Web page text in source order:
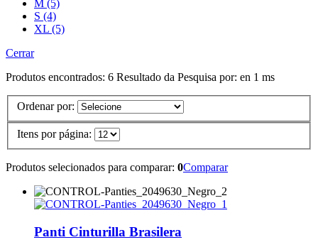
M (5)
S (4)
XL (5)
Cerrar
Produtos encontrados: 6 Resultado da Pesquisa por: en 1 ms
Ordenar por:
Itens por página:
Produtos selecionados para comparar: 0Comparar
Panti Cinturilla Brasilera